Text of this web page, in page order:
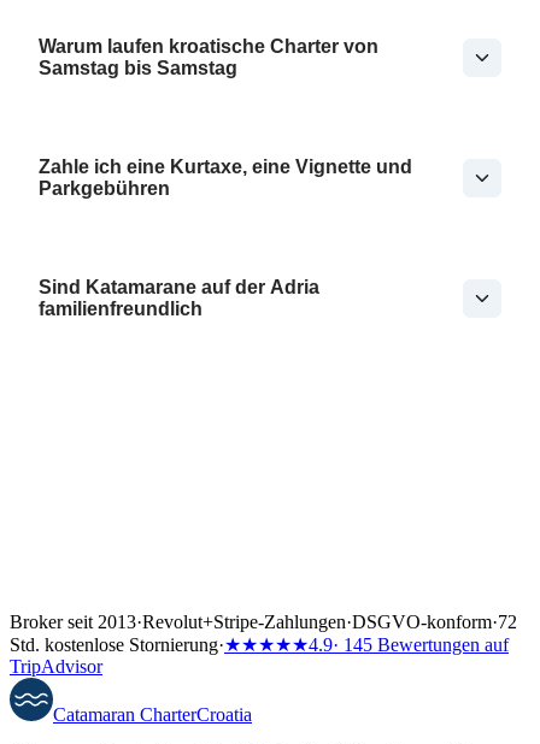
Warum laufen kroatische Charter von
Samstag bis Samstag
Zahle ich eine Kurtaxe, eine Vignette und
Parkgebühren
Sind Katamarane auf der Adria
familienfreundlich
Broker seit 2013·Revolut+Stripe-Zahlungen·DSGVO-konform·72
Std. kostenlose Stornierung·★★★★★4.9· 145 Bewertungen auf
TripAdvisor
Catamaran CharterCroatia